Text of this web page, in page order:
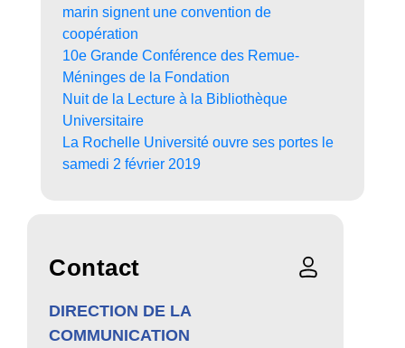
marin signent une convention de
coopération
10e Grande Conférence des Remue-
Méninges de la Fondation
Nuit de la Lecture à la Bibliothèque
Universitaire
La Rochelle Université ouvre ses portes le
samedi 2 février 2019
Contact
DIRECTION DE LA
COMMUNICATION